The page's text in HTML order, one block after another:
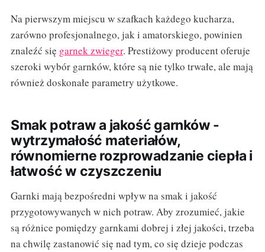
Na pierwszym miejscu w szafkach każdego kucharza,
zarówno profesjonalnego, jak i amatorskiego, powinien
znaleźć się garnek zwieger. Prestiżowy producent oferuje
szeroki wybór garnków, które są nie tylko trwałe, ale mają
również doskonałe parametry użytkowe.
Smak potraw a jakość garnków -
wytrzymałość materiałów,
równomierne rozprowadzanie ciepła i
łatwość w czyszczeniu
Garnki mają bezpośredni wpływ na smak i jakość
przygotowywanych w nich potraw. Aby zrozumieć, jakie
są różnice pomiędzy garnkami dobrej i złej jakości, trzeba
na chwilę zastanowić się nad tym, co się dzieje podczas